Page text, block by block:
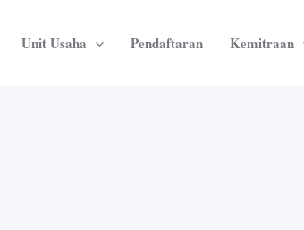
Unit Usaha Pendaftaran Kemitraan